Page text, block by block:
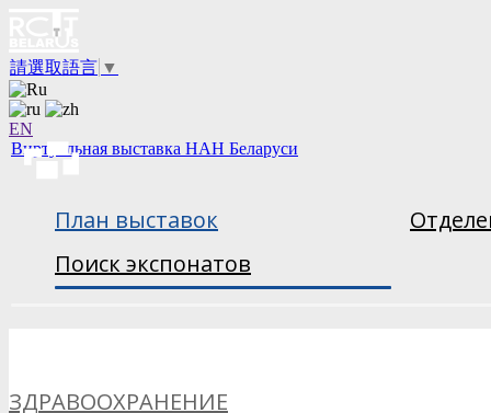
請選取語言 ▼
EN
Виртуальная выставка НАН Беларуси
План выставок
Поиск экспонатов
ЗДРАВООХРАНЕНИЕ